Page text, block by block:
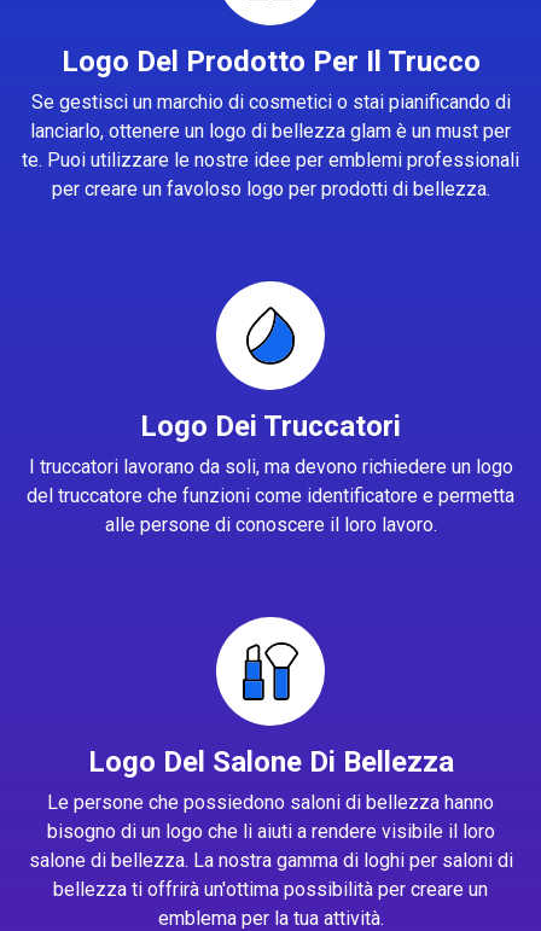
Logo Del Prodotto Per Il Trucco
Se gestisci un marchio di cosmetici o stai pianificando di
lanciarlo, ottenere un logo di bellezza glam è un must per
te. Puoi utilizzare le nostre idee per emblemi professionali
per creare un favoloso logo per prodotti di bellezza.
Logo Dei Truccatori
I truccatori lavorano da soli, ma devono richiedere un logo
del truccatore che funzioni come identificatore e permetta
alle persone di conoscere il loro lavoro.
Logo Del Salone Di Bellezza
Le persone che possiedono saloni di bellezza hanno
bisogno di un logo che li aiuti a rendere visibile il loro
salone di bellezza. La nostra gamma di loghi per saloni di
bellezza ti offrirà un'ottima possibilità per creare un
emblema per la tua attività.